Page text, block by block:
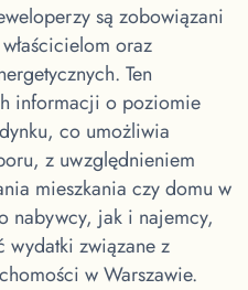
są zobowiązani
oraz
Ten
informacji o poziomie
co umożliwia
z uwzględnieniem
mieszkania czy domu w
nabywcy, jak i najemcy,
wydatki związane z
w Warszawie.